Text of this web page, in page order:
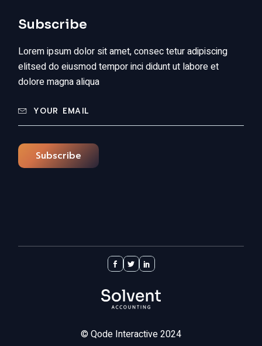
Subscribe
Lorem ipsum dolor sit amet, consec tetur adipiscing
elitsed do eiusmod tempor inci didunt ut labore et
dolore magna aliqua
Subscribe
© Qode Interactive2024